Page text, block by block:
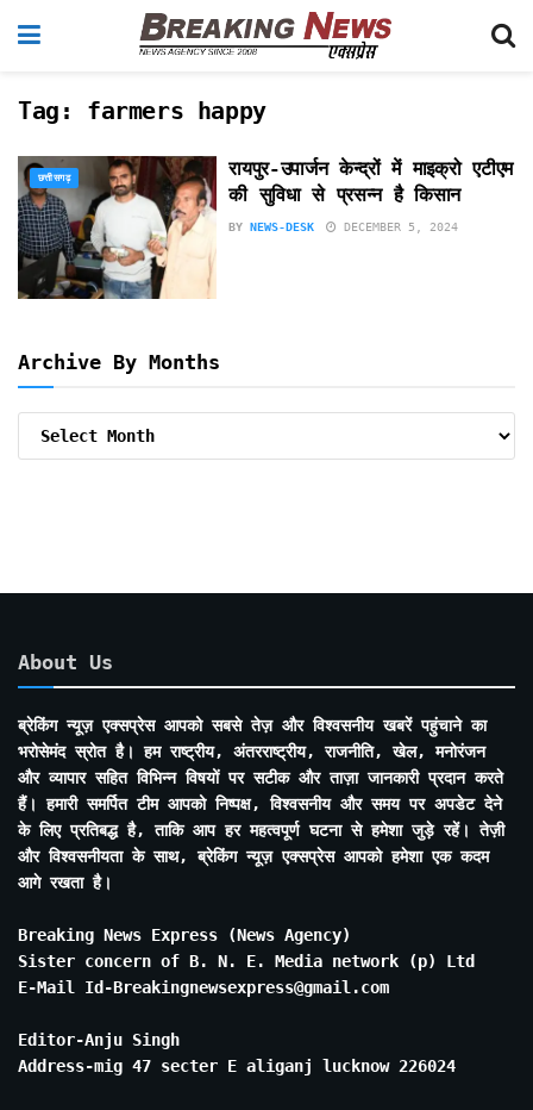
Tag: farmers happy
छत्तीसगढ़
रायपुर-उपार्जन केन्द्रों में माइक्रो एटीएम
की सुविधा से प्रसन्न है किसान
BY NEWS-DESK DECEMBER 5, 2024
Archive By Months
About Us
ब्रेकिंग न्यूज़ एक्सप्रेस आपको सबसे तेज़ और विश्वसनीय खबरें पहुंचाने का
भरोसेमंद स्रोत है। हम राष्ट्रीय, अंतरराष्ट्रीय, राजनीति, खेल, मनोरंजन
और व्यापार सहित विभिन्न विषयों पर सटीक और ताज़ा जानकारी प्रदान करते
हैं। हमारी समर्पित टीम आपको निष्पक्ष, विश्वसनीय और समय पर अपडेट देने
के लिए प्रतिबद्ध है, ताकि आप हर महत्वपूर्ण घटना से हमेशा जुड़े रहें। तेज़ी
और विश्वसनीयता के साथ, ब्रेकिंग न्यूज़ एक्सप्रेस आपको हमेशा एक कदम
आगे रखता है।
Breaking News Express (News Agency)
Sister concern of B. N. E. Media network (p) Ltd
E-Mail Id-Breakingnewsexpress@gmail.com
Editor-Anju Singh
Address-mig 47 secter E aliganj lucknow 226024